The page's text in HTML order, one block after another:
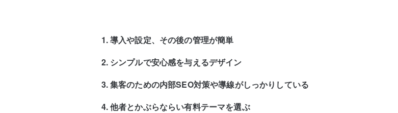
導入や設定、その後の管理が簡単
シンプルで安心感を与えるデザイン
集客のための内部SEO対策や導線がしっかりしている
他者とかぶらならい有料テーマを選ぶ